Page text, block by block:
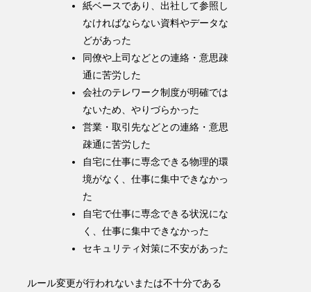
紙ベースであり、出社して参照し
なければならない資料やデータな
どがあった
同僚や上司などとの連絡・意思疎
通に苦労した
会社のテレワーク制度が明確では
ないため、やりづらかった
営業・取引先などとの連絡・意思
疎通に苦労した
自宅に仕事に専念できる物理的環
境がなく、仕事に集中できなかっ
た
自宅で仕事に専念できる状況にな
く、仕事に集中できなかった
セキュリティ対策に不安があった
ルール変更が行われないまたは不十分である